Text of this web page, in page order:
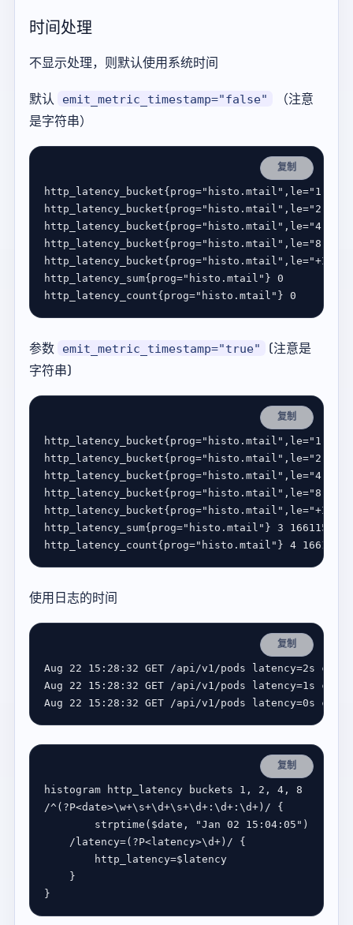
时间处理
不显示处理，则默认使用系统时间
默认
emit_metric_timestamp="false"
（注意
是字符串）
复制
http_latency_bucket{prog="histo.mtail" , le="1"
http_latency_bucket{prog="histo.mtail" , le="2"
http_latency_bucket{prog="histo.mtail" , le="4"
http_latency_bucket{prog="histo.mtail" , le="8"
http_latency_bucket{prog="histo.mtail" , le="+Inf"
http_latency_sum{prog="histo.mtail" } 0
http_latency_count{prog="histo.mtail" } 0
参数 emit_metric_timestamp="true"
(注意是
字符串)
复制
http_latency_bucket{prog="histo.mtail" , le="1"
http_latency_bucket{prog="histo.mtail" , le="2"
http_latency_bucket{prog="histo.mtail" , le="4"
http_latency_bucket{prog="histo.mtail" , le="8"
http_latency_bucket{prog="histo.mtail" , le="+Inf"
http_latency_sum{prog="histo.mtail" } 3
http_latency_count{prog="histo.mtail" } 4
使用日志的时间
复制
Aug 22 15 : 28 : 32 GET /api /v1 /pods latency=2s code
Aug
22 15 : 28 : 32 GET /api /v1 /pods latency=1 s code
Aug
22 15 : 28 : 32 GET /api /v1 /pods latency=0s code
复制
histogram http_latency buckets 1, 2, 4, 8
/^ ( ?P<date>\w+\s+\d+\s+\d+: \d+: \d+) / {
        strptime
( $date, "Jan 02 15:04:05" )
	/latency
=( ?P<latency>\d+) / {
		http_latency
=
}
}